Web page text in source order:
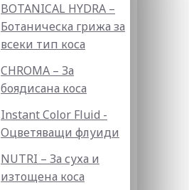
BOTANICAL HYDRA –
Ботаническа грижа за
всеки тип коса
CHROMA – За
боядисана коса
Instant Color Fluid -
Оцветяващи флуиди
NUTRI – За суха и
изтощена коса